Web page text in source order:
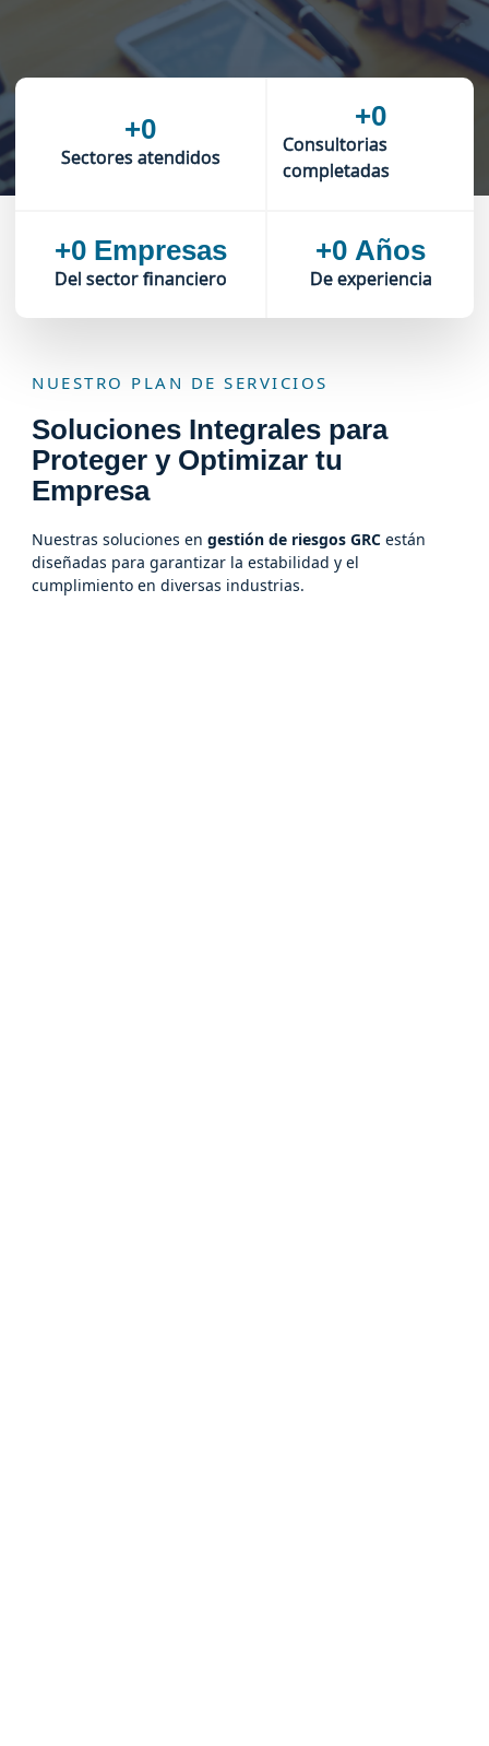
Sectores atendidos
+0
Consultorias
completadas
+0
Del sector financiero
+0 Empresas
De experiencia
+0 Años
NUESTRO PLAN DE SERVICIOS
Soluciones Integrales para
Proteger y Optimizar tu
Empresa
Nuestras soluciones en gestión de riesgos GRC están
diseñadas para garantizar la estabilidad y el
cumplimiento en diversas industrias.